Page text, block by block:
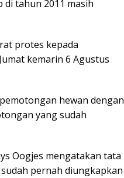
tahun 2011 masih
protes kepada
kemarin 6 Agustus
hewan dengan
yang sudah
Oogjes mengatakan tata
pernah diungkapkan